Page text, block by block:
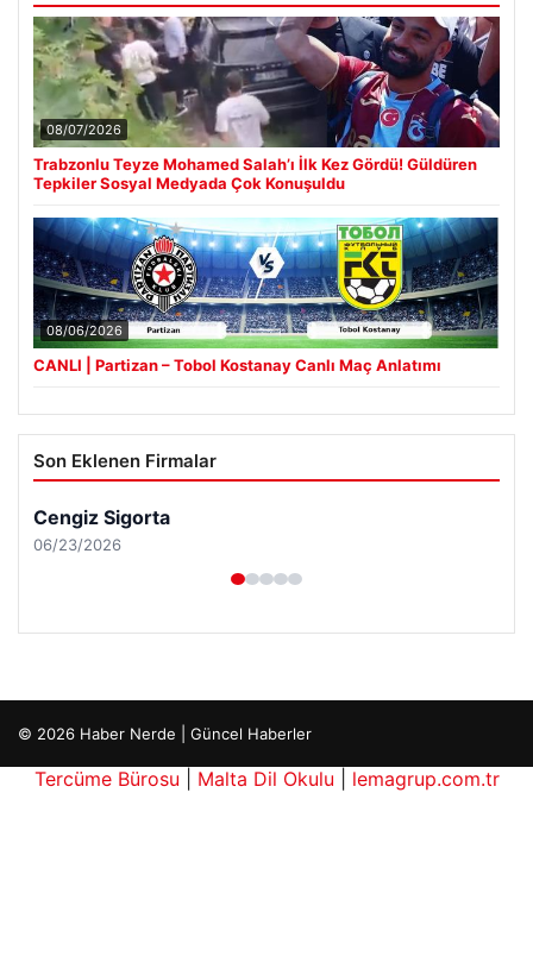
08/07/2026
Trabzonlu Teyze Mohamed Salah’ı İlk Kez Gördü! Güldüren
Tepkiler Sosyal Medyada Çok Konuşuldu
08/06/2026
CANLI | Partizan – Tobol Kostanay Canlı Maç Anlatımı
Son Eklenen Firmalar